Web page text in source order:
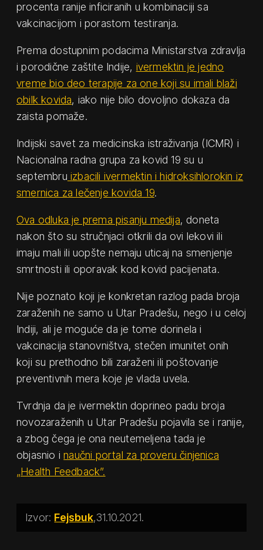
procenta ranije inficiranih u kombinaciji sa
vakcinacijom i porastom testiranja.
Prema dostupnim podacima Ministarstva zdravlja
i porodične zaštite Indije, ivermektin je jedno
vreme bio deo terapije za one koji su imali blaži
obilk kovida, iako nije bilo dovoljno dokaza da
zaista pomaže.
Indijski savet za medicinska istraživanja (ICMR) i
Nacionalna radna grupa za kovid 19 su u
septembru izbacili ivermektin i hidroksihlorokin iz
smernica za lečenje kovida 19.
Ova odluka je prema pisanju medija, doneta
nakon što su stručnjaci otkrili da ovi lekovi ili
imaju mali ili uopšte nemaju uticaj na smenjenje
smrtnosti ili oporavak kod kovid pacijenata.
Nije poznato koji je konkretan razlog pada broja
zaraženih ne samo u Utar Pradešu, nego i u celoj
Indiji, ali je moguće da je tome dorinela i
vakcinacija stanovništva, stečen imunitet onih
koji su prethodno bili zaraženi ili poštovanje
preventivnih mera koje je vlada uvela.
Tvrdnja da je ivermektin doprineo padu broja
novozaraženih u Utar Pradešu pojavila se i ranije,
a zbog čega je ona neutemeljena tada je
objasnio inaučni portal za proveru činjenica
„Health Feedback”.
Fejsbuk 31.10.2021.